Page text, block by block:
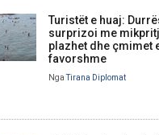
Turistët e huaj:
surprizoi me
plazhet dhe çmimet
favorshme
Nga Tirana Diplomat